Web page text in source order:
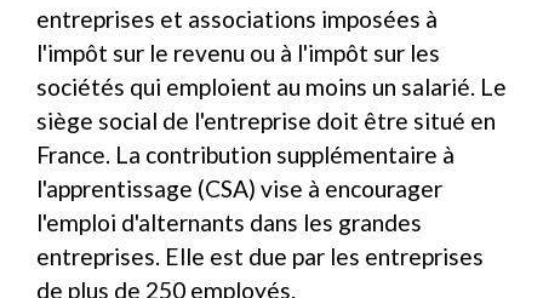
entreprises et associations imposées à
l'impôt sur le revenu ou à l'impôt sur les
sociétés qui emploient au moins un salarié. Le
siège social de l'entreprise doit être situé en
France. La contribution supplémentaire à
l'apprentissage (CSA) vise à encourager
l'emploi d'alternants dans les grandes
entreprises. Elle est due par les entreprises
de plus de 250 employés.